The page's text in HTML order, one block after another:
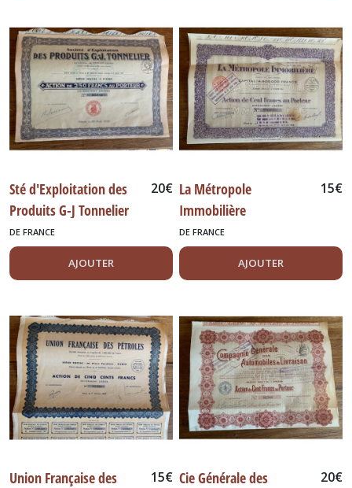
Sté d'Exploitation des
Produits G-J Tonnelier
20€
DE FRANCE
AJOUTER
La Métropole
Immobilière
15€
DE FRANCE
AJOUTER
Union Française des
15€ Cie Générale des
20€